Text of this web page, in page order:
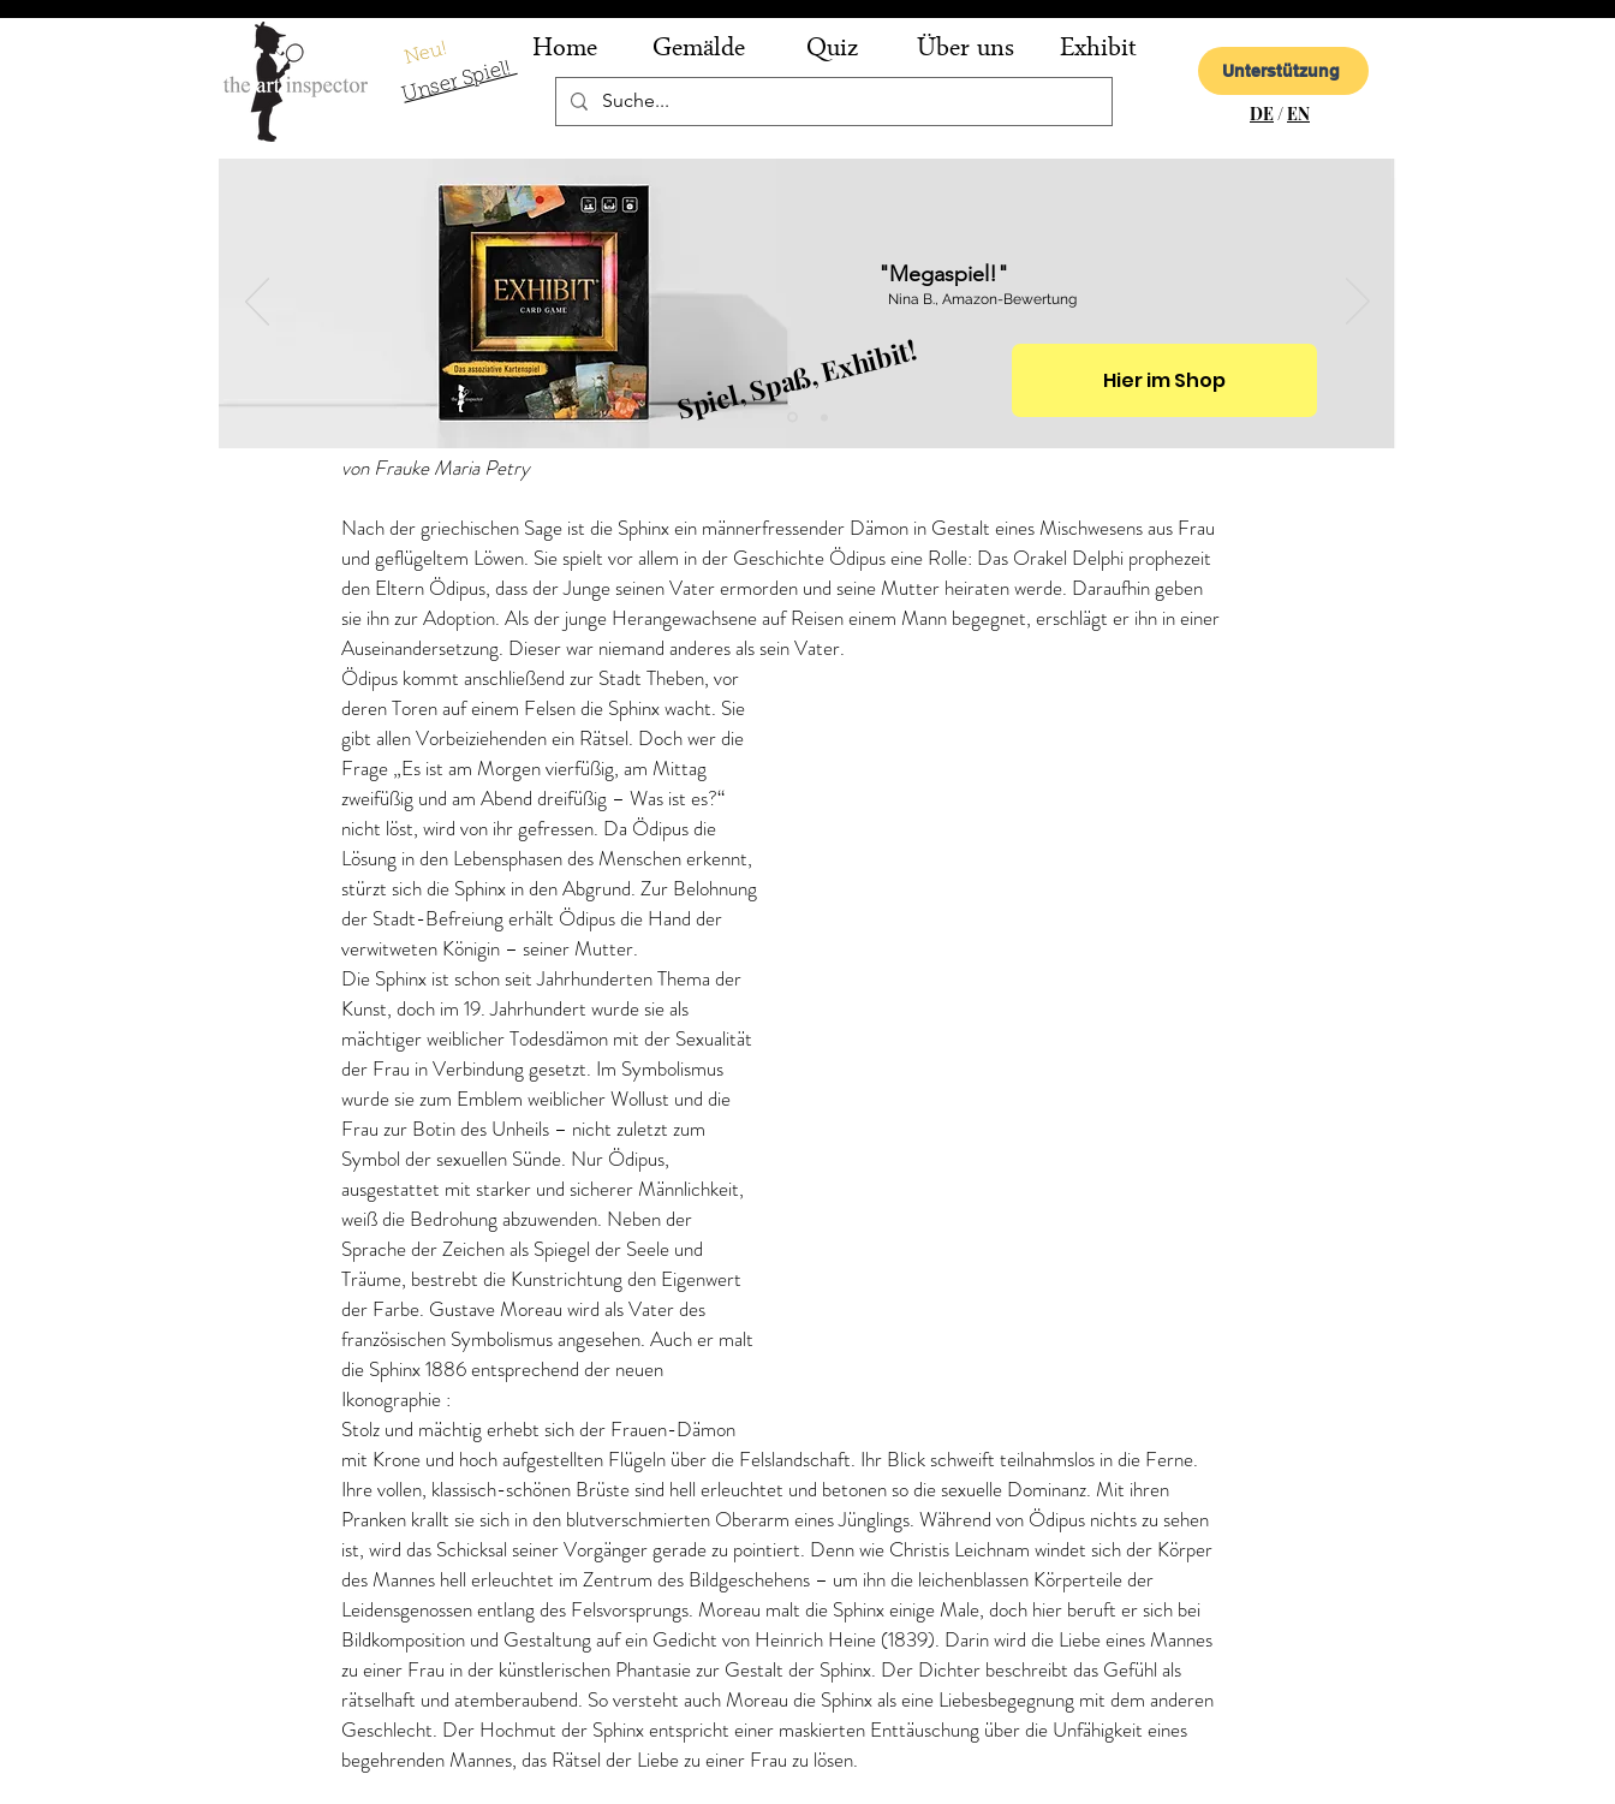
Home Gemälde Quiz Über uns Exhibit
Unser Spiel!
Neu!
DE/EN
Unterstützung
Gustave Moreau - Die Sphinx
von Frauke Maria Petry
Nach der griechischen Sage ist die Sphinx ein männerfressender Dämon in Gestalt eines Mischwesens aus Frau
und geflügeltem Löwen. Sie spielt vor allem in der Geschichte Ödipus eine Rolle: Das Orakel Delphi prophezeit
den Eltern Ödipus, dass der Junge seinen Vater ermorden und seine Mutter heiraten werde. Daraufhin geben
sie ihn zur Adoption. Als der junge Herangewachsene auf Reisen einem Mann begegnet, erschlägt er ihn in einer
Auseinandersetzung. Dieser war niemand anderes als sein Vater.
Ödipus kommt anschließend zur Stadt Theben, vor
deren Toren auf einem Felsen die Sphinx wacht. Sie
gibt allen Vorbeiziehenden ein Rätsel. Doch wer die
Frage „Es ist am Morgen vierfüßig, am Mittag
zweifüßig und am Abend dreifüßig – Was ist es?“
nicht löst, wird von ihr gefressen. Da Ödipus die
Lösung in den Lebensphasen des Menschen erkennt,
stürzt sich die Sphinx in den Abgrund. Zur Belohnung
der Stadt-Befreiung erhält Ödipus die Hand der
verwitweten Königin – seiner Mutter.
Die Sphinx ist schon seit Jahrhunderten Thema der
Kunst, doch im 19. Jahrhundert wurde sie als
mächtiger weiblicher Todesdämon mit der Sexualität
der Frau in Verbindung gesetzt. Im Symbolismus
wurde sie zum Emblem weiblicher Wollust und die
Frau zur Botin des Unheils – nicht zuletzt zum
Symbol der sexuellen Sünde. Nur Ödipus,
ausgestattet mit starker und sicherer Männlichkeit,
weiß die Bedrohung abzuwenden. Neben der
Sprache der Zeichen als Spiegel der Seele und
Träume, bestrebt die Kunstrichtung den Eigenwert
der Farbe. Gustave Moreau wird als Vater des
französischen Symbolismus angesehen. Auch er malt
die Sphinx 1886 entsprechend der neuen
Ikonographie :
Stolz und mächtig erhebt sich der Frauen-Dämon
mit Krone und hoch aufgestellten Flügeln über die Felslandschaft. Ihr Blick schweift teilnahmslos in die Ferne.
Ihre vollen, klassisch-schönen Brüste sind hell erleuchtet und betonen so die sexuelle Dominanz. Mit ihren
Pranken krallt sie sich in den blutverschmierten Oberarm eines Jünglings. Während von Ödipus nichts zu sehen
ist, wird das Schicksal seiner Vorgänger gerade zu pointiert. Denn wie Christis Leichnam windet sich der Körper
des Mannes hell erleuchtet im Zentrum des Bildgeschehens – um ihn die leichenblassen Körperteile der
Leidensgenossen entlang des Felsvorsprungs. Moreau malt die Sphinx einige Male, doch hier beruft er sich bei
Bildkomposition und Gestaltung auf ein Gedicht von Heinrich Heine (1839). Darin wird die Liebe eines Mannes
zu einer Frau in der künstlerischen Phantasie zur Gestalt der Sphinx. Der Dichter beschreibt das Gefühl als
rätselhaft und atemberaubend. So versteht auch Moreau die Sphinx als eine Liebesbegegnung mit dem anderen
Geschlecht. Der Hochmut der Sphinx entspricht einer maskierten Enttäuschung über die Unfähigkeit eines
begehrenden Mannes, das Rätsel der Liebe zu einer Frau zu lösen.
"Megaspiel!"
Nina B., Amazon-Bewertung
Spiel, Spaß, Exhibit! Hier im Shop